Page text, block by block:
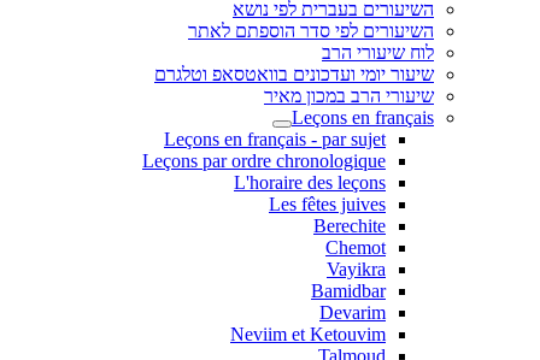
השיעורים בעברית לפי נושא
השיעורים לפי סדר הוספתם לאתר
לוח שיעורי הרב
שיעור יומי ועדכונים בוואטסאפ וטלגרם
שיעורי הרב במכון מאיר
Leçons en français
Leçons en français - par sujet
Leçons par ordre chronologique
L'horaire des leçons
Les fêtes juives
Berechite
Chemot
Vayikra
Bamidbar
Devarim
Neviim et Ketouvim
Talmoud